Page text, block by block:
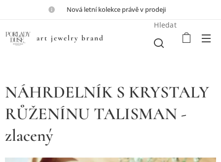
💎Nová letní kolekce právě v prodeji💎
art jewelry brand
Hledat
NÁHRDELNÍK S KRYSTALY
RŮŽENÍNU TALISMAN -
zlacený